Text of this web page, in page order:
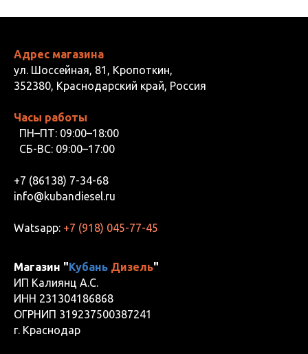
Адрес магазина
ул. Шоссейная, 81, Кропоткин,
352380, Краснодарский край, Россия
Часы работы
ПН–ПТ: 09:00–18:00
СБ-ВС: 09:00–17:00
+7 (86138) 7-34-68
info@kubandiesel.ru
Watsapp: +7 (918) 045-77-45
Магазин "Кубань Дизель"
ИП Калиянц А.С.
ИНН 231304186868
ОГРНИП 319237500387241
г. Краснодар